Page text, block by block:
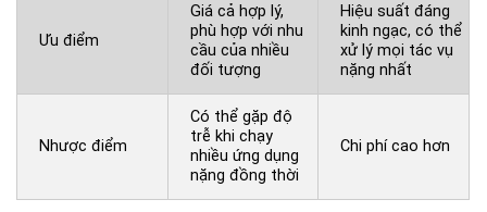
Ưu điểm
Giá cả hợp lý,
phù hợp với nhu
cầu của nhiều
đối tượng
Hiệu suất đáng
kinh ngạc, có thể
xử lý mọi tác vụ
nặng nhất
Nhược điểm
Có thể gặp độ
trễ khi chạy
nhiều ứng dụng
nặng đồng thời
Chi phí cao hơn